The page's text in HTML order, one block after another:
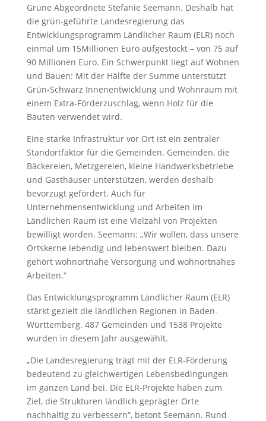
Grüne Abgeordnete Stefanie Seemann. Deshalb hat
die grün-geführte Landesregierung das
Entwicklungsprogramm Ländlicher Raum (ELR) noch
einmal um 15Millionen Euro aufgestockt – von 75 auf
90 Millionen Euro. Ein Schwerpunkt liegt auf Wohnen
und Bauen: Mit der Hälfte der Summe unterstützt
Grün-Schwarz Innenentwicklung und Wohnraum mit
einem Extra-Förderzuschlag, wenn Holz für die
Bauten verwendet wird.
Eine starke Infrastruktur vor Ort ist ein zentraler
Standortfaktor für die Gemeinden. Gemeinden, die
Bäckereien, Metzgereien, kleine Handwerksbetriebe
und Gasthäuser unterstützen, werden deshalb
bevorzugt gefördert. Auch für
Unternehmensentwicklung und Arbeiten im
Ländlichen Raum ist eine Vielzahl von Projekten
bewilligt worden. Seemann: „Wir wollen, dass unsere
Ortskerne lebendig und lebenswert bleiben. Dazu
gehört wohnortnahe Versorgung und wohnortnahes
Arbeiten.“
Das Entwicklungsprogramm Ländlicher Raum (ELR)
stärkt gezielt die ländlichen Regionen in Baden-
Württemberg. 487 Gemeinden und 1538 Projekte
wurden in diesem Jahr ausgewählt.
„Die Landesregierung trägt mit der ELR-Förderung
bedeutend zu gleichwertigen Lebensbedingungen
im ganzen Land bei. Die ELR-Projekte haben zum
Ziel, die Strukturen ländlich geprägter Orte
nachhaltig zu verbessern“, betont Seemann. Rund